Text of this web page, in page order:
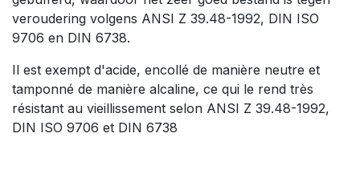
veroudering volgens ANSI Z 39.48-1992, DIN ISO
9706 en DIN 6738.
Il est exempt d'acide, encollé de manière neutre et
tamponné de manière alcaline, ce qui le rend très
résistant au vieillissement selon ANSI Z 39.48-1992,
DIN ISO 9706 et DIN 6738